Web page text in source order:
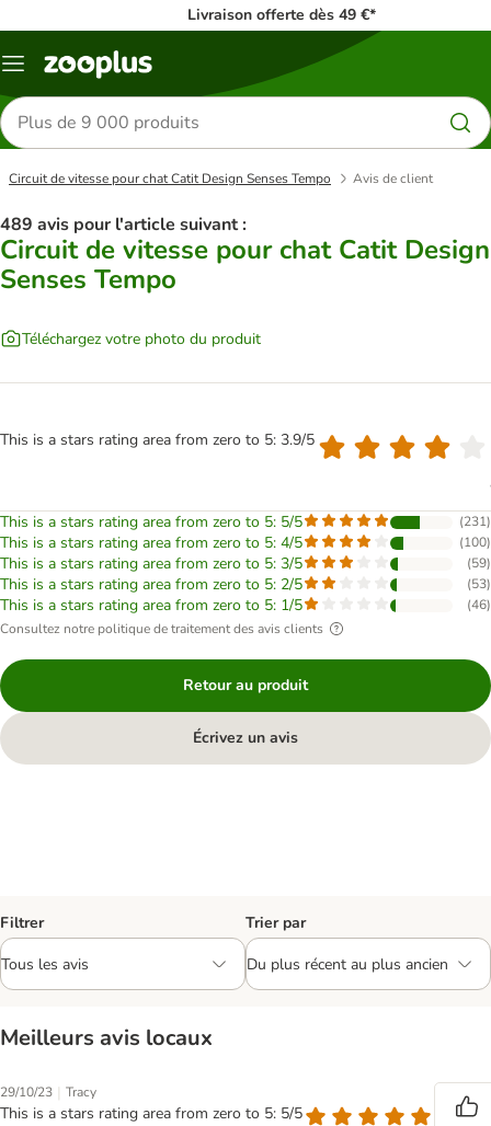
Livraison offerte dès 49 €*
Menu
Rechercher
des
produits
Circuit de vitesse pour chat Catit Design Senses Tempo Avis de client
489 avis pour l'article suivant :
Circuit de vitesse pour chat Catit Design
Senses Tempo
Téléchargez votre photo du produit
This is a stars rating area from zero to 5: 3.9/5
This is a stars rating area from zero to 5: 5/5 (231)
This is a stars rating area from zero to 5: 4/5 (100)
This is a stars rating area from zero to 5: 3/5 (59)
This is a stars rating area from zero to 5: 2/5 (53)
This is a stars rating area from zero to 5: 1/5 (46)
Consultez notre politique de traitement des avis clients
Retour au produit
Écrivez un avis
Filtrer Trier par
Meilleurs avis locaux
29/10/23 | Tracy
This is a stars rating area from zero to 5: 5/5